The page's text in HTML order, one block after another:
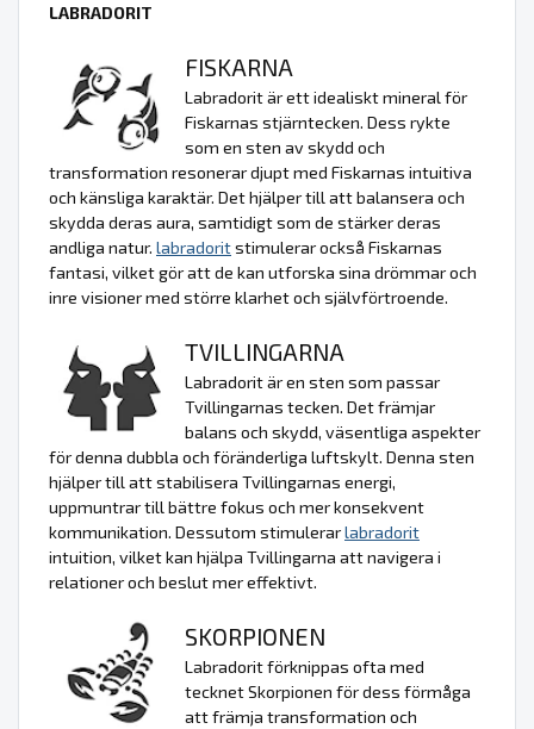
LABRADORIT
FISKARNA
Labradorit är ett idealiskt mineral för
Fiskarnas stjärntecken. Dess rykte
som en sten av skydd och
transformation resonerar djupt med Fiskarnas intuitiva
och känsliga karaktär. Det hjälper till att balansera och
skydda deras aura, samtidigt som de stärker deras
andliga natur. labradoritstimulerar också Fiskarnas
fantasi, vilket gör att de kan utforska sina drömmar och
inre visioner med större klarhet och självförtroende.
TVILLINGARNA
Labradorit är en sten som passar
Tvillingarnas tecken. Det främjar
balans och skydd, väsentliga aspekter
för denna dubbla och föränderliga luftskylt. Denna sten
hjälper till att stabilisera Tvillingarnas energi,
uppmuntrar till bättre fokus och mer konsekvent
kommunikation. Dessutom stimulerarlabradorit
intuition, vilket kan hjälpa Tvillingarna att navigera i
relationer och beslut mer effektivt.
SKORPIONEN
Labradorit förknippas ofta med
tecknet Skorpionen för dess förmåga
att främja transformation och